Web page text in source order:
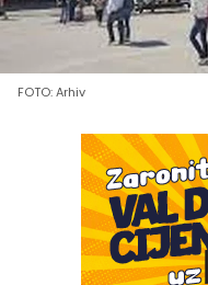
FOTO: Arhiv